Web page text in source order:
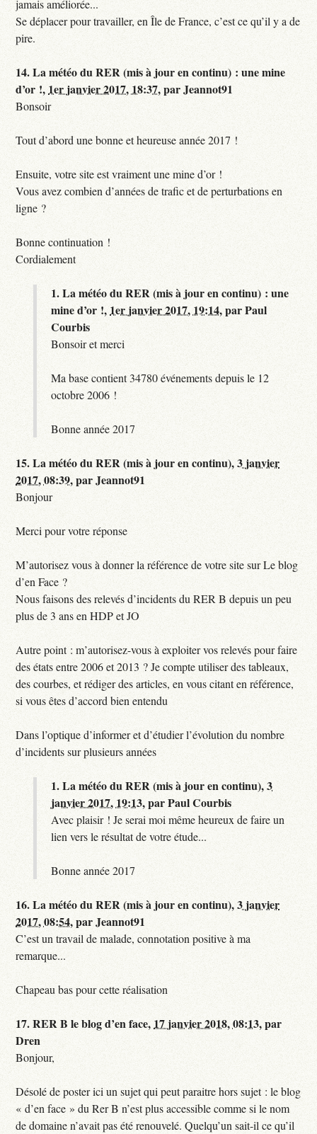
jamais améliorée...
Se déplacer pour travailler, en Île de France, c’est ce qu’il y a de
pire.
14.La météo du RER (mis à jour en continu) : une mine
d’or !, 1er janvier 2017, 18:37,parJeannot91
Bonsoir
Tout d’abord une bonne et heureuse année 2017 !
Ensuite, votre site est vraiment une mine d’or !
Vous avez combien d’années de trafic et de perturbations en
ligne ?
Bonne continuation !
Cordialement
1.La météo du RER (mis à jour en continu) : une
mine d’or !, 1er janvier 2017, 19:14,parPaul
Courbis
Bonsoir et merci
Ma base contient 34780 événements depuis le 12
octobre 2006 !
Bonne année 2017
15.La météo du RER (mis à jour en continu),3 janvier
2017, 08:39,parJeannot91
Bonjour
Merci pour votre réponse
M’autorisez vous à donner la référence de votre site sur Le blog
d’en Face ?
Nous faisons des relevés d’incidents du RER B depuis un peu
plus de 3 ans en HDP et JO
Autre point : m’autorisez-vous à exploiter vos relevés pour faire
des états entre 2006 et 2013 ? Je compte utiliser des tableaux,
des courbes, et rédiger des articles, en vous citant en référence,
si vous êtes d’accord bien entendu
Dans l’optique d’informer et d’étudier l’évolution du nombre
d’incidents sur plusieurs années
1.La météo du RER (mis à jour en continu),3
janvier 2017, 19:13,parPaul Courbis
Avec plaisir ! Je serai moi même heureux de faire un
lien vers le résultat de votre étude...
Bonne année 2017
16.La météo du RER (mis à jour en continu),3 janvier
2017, 08:54,parJeannot91
C’est un travail de malade, connotation positive à ma
remarque...
Chapeau bas pour cette réalisation
17.RER B le blog d’en face, 17 janvier 2018, 08:13,par
Dren
Bonjour,
Désolé de poster ici un sujet qui peut paraitre hors sujet : le blog
« d’en face » du Rer B n’est plus accessible comme si le nom
de domaine n’avait pas été renouvelé. Quelqu’un sait-il ce qu’il